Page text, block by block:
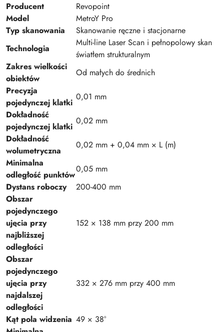
Producent
Revopoint
Model
MetroY Pro
Typ skanowania
Skanowanie ręczne i stacjonarne
Technologia
Multi-line Laser Scan i pełnopolowy skan
światłem strukturalnym
Zakres wielkości
obiektów
Od małych do średnich
Precyzja
pojedynczej klatki
0,01 mm
Dokładność
pojedynczej klatki
0,02 mm
Dokładność
wolumetryczna
0,02 mm + 0,04 mm × L (m)
Minimalna
odległość punktów
0,05 mm
Dystans roboczy
200-400 mm
Obszar
pojedynczego
ujęcia przy
najbliższej
odległości
152 × 138 mm przy 200 mm
Obszar
pojedynczego
ujęcia przy
najdalszej
odległości
332 × 276 mm przy 400 mm
Kąt pola widzenia 49 × 38°